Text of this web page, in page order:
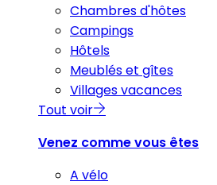
Chambres d'hôtes
Campings
Hôtels
Meublés et gîtes
Villages vacances
Tout voir
Venez comme vous êtes
A vélo